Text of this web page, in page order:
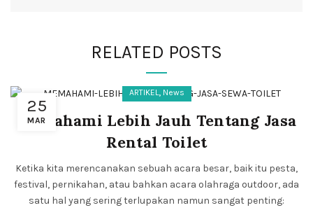
RELATED POSTS
25
MAR
ARTIKEL, News
Memahami Lebih Jauh Tentang Jasa
Rental Toilet
Ketika kita merencanakan sebuah acara besar, baik itu pesta,
festival, pernikahan, atau bahkan acara olahraga outdoor, ada
satu hal yang sering terlupakan namun sangat penting: